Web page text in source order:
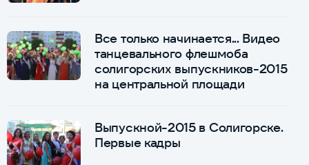
Все только начинается... Видео
танцевального флешмоба
солигорских выпускников-2015
на центральной площади
Выпускной-2015 в Солигорске.
Первые кадры